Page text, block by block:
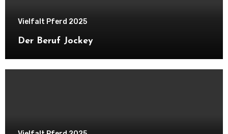
Vielfalt Pferd 2025
Der Beruf Jockey